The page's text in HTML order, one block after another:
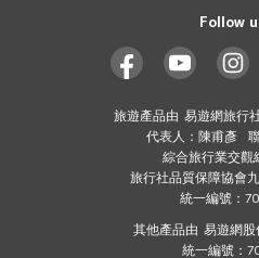
Follow
旅遊產品由 易遊網旅行
代表人：陳甫彥
綜合旅行業交觀
旅行社品質保障協會
統一編號：
其他產品由 易遊網
統一編號：